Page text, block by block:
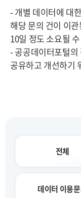
- 개별 데이터에 대
해당 문의 건이 이
10일 정도 소요될
- 공공데이터포털
공유하고 개선하기
전체
데이터 이용